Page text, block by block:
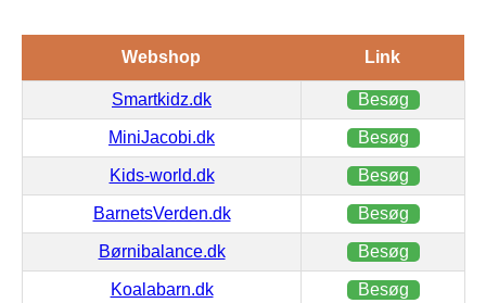
Webshop Link
Smartkidz.dk Besøg
MiniJacobi.dk Besøg
Kids-world.dk Besøg
BarnetsVerden.dk Besøg
Børnibalance.dk Besøg
Koalabarn.dk Besøg